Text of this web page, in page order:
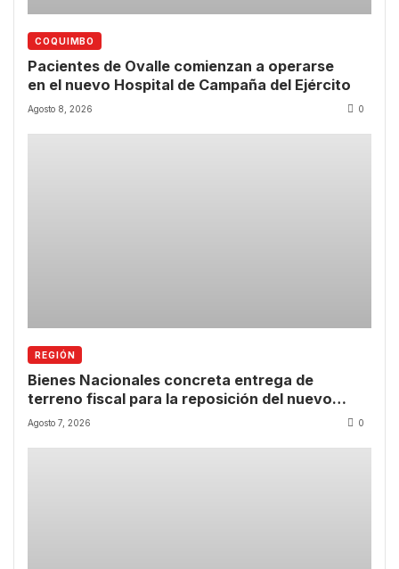
COQUIMBO
Pacientes de Ovalle comienzan a operarse
en el nuevo Hospital de Campaña del Ejército
Agosto 8, 2026 0
REGIÓN
Bienes Nacionales concreta entrega de
terreno fiscal para la reposición del nuevo
CESFAM de Las Compañías
Agosto 7, 2026 0